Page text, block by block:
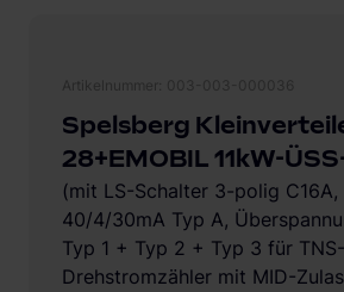
Spelsberg
28+EMOBIL 11kW-
(mit LS-Schalter 3-polig C16A,
40/4/30mA Typ A,
Typ 1 + Typ 2 + Typ 3 für
Drehstromzähler mit MID-